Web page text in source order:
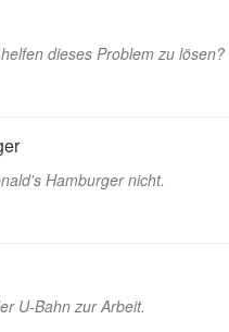
dieses Problem zu lösen?
Hamburger nicht.
U-Bahn zur Arbeit.